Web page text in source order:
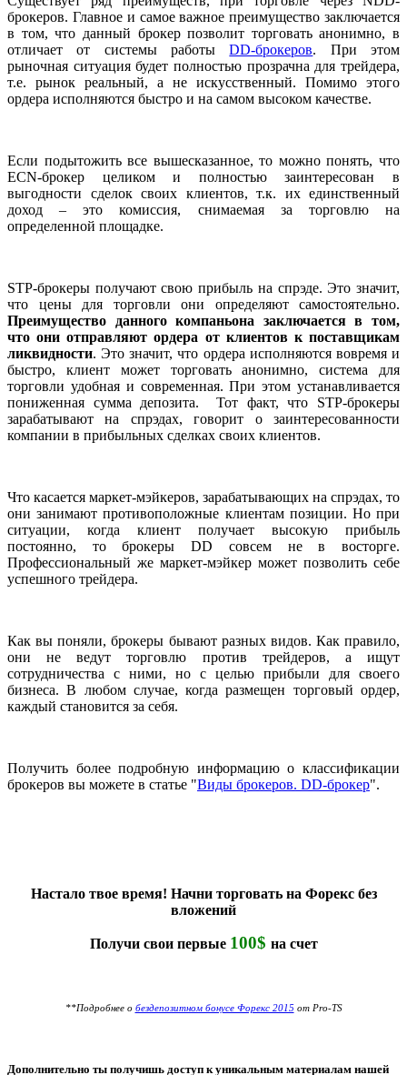
брокеров. Главное и самое важное преимущество заключается
в том, что данный брокер позволит торговать анонимно, в
отличает от системы работыDD-брокеров. При этом
рыночная ситуация будет полностью прозрачна для трейдера,
т.е. рынок реальный, а не искусственный. Помимо этого
ордера исполняются быстро и на самом высоком качестве.
Если подытожить все вышесказанное, то можно понять, что
ECN-брокер целиком и полностью заинтересован в
выгодности сделок своих клиентов, т.к. их единственный
доход – это комиссия, снимаемая за торговлю на
определенной площадке.
STP-брокеры получают свою прибыль на спрэде. Это значит,
что цены для торговли они определяют самостоятельно.
Преимущество данного компаньона заключается в том,
что они отправляют ордера от клиентов к поставщикам
ликвидности. Это значит, что ордера исполняются вовремя и
быстро, клиент может торговать анонимно, система для
торговли удобная и современная. При этом устанавливается
пониженная сумма депозита. Тот факт, что STP-брокеры
зарабатывают на спрэдах, говорит о заинтересованности
компании в прибыльных сделках своих клиентов.
Что касается маркет-мэйкеров, зарабатывающих на спрэдах, то
они занимают противоположные клиентам позиции. Но при
ситуации, когда клиент получает высокую прибыль
постоянно, то брокеры DD совсем не в восторге.
Профессиональный же маркет-мэйкер может позволить себе
успешного трейдера.
Как вы поняли, брокеры бывают разных видов. Как правило,
они не ведут торговлю против трейдеров, а ищут
сотрудничества с ними, но с целью прибыли для своего
бизнеса. В любом случае, когда размещен торговый ордер,
каждый становится за себя.
Получить более подробную информацию о классификации
брокеров вы можете в статье "Виды брокеров. DD-брокер".
Настало твое время! Начни торговать на Форекс без
вложений
Получи свои первые 100$ на счет
**Подробнее о бездепозитном бонусе Форекс 2015 от Pro-TS
Дополнительно ты получишь доступ к уникальным материалам нашей